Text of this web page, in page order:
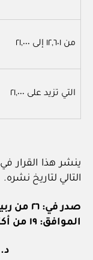
من ١٢,٦٠١ إلى ٢١,٠٠٠
التي تزيد على ٢١,٠٠٠
ينشر هذا القرار
التالي لتاريخ نشره.
صدر في: ٢٦ من ربيع الآخر ١٤٤٧هـ
الموافق: ١٩ من أكتوبر ٢٠٢٥م